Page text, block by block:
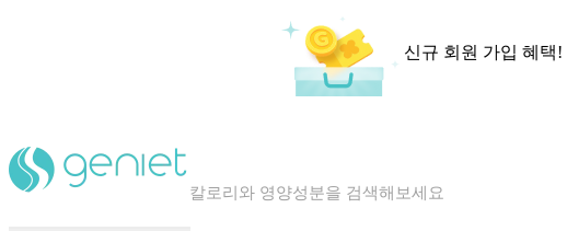
신규 회원 가입 혜택!
혈당 · 다이어트 음식 검색해보세요